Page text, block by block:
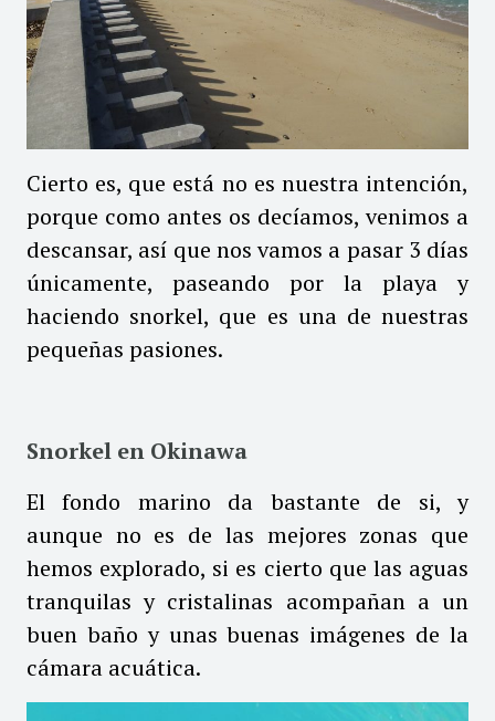
Cierto es, que está no es nuestra intención,
porque como antes os decíamos, venimos a
descansar, así que nos vamos a pasar 3 días
únicamente, paseando por la playa y
haciendo snorkel, que es una de nuestras
pequeñas pasiones.
Snorkel en Okinawa
El fondo marino da bastante de si, y
aunque no es de las mejores zonas que
hemos explorado, si es cierto que las aguas
tranquilas y cristalinas acompañan a un
buen baño y unas buenas imágenes de la
cámara acuática.